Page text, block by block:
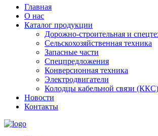
Главная
О нас
Каталог продукции
Дорожно-строительная и
Сельскохозяйственная техника
Запасные части
Спецпредложения
Конверсионная техника
Электродвигатели
Колодцы кабельной связи (ККС)
Новости
Контакты